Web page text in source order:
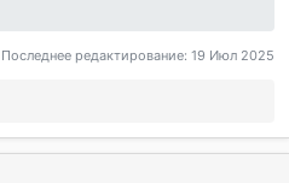
Последнее редактирование: 19 Июл 2025